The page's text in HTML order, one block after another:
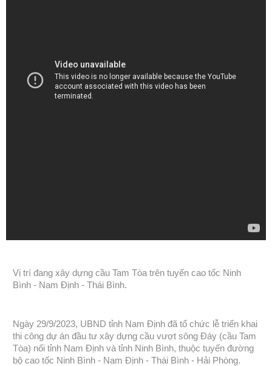
Vị trí đang xây dựng cầu Tam Tòa trên tuyến cao tốc Ninh
Bình - Nam Định - Thái Bình.
Ngày 29/9/2023, UBND tỉnh Nam Định đã tổ chức lễ triển khai
thi công dự án đầu tư xây dựng cầu vượt sông Đáy (cầu Tam
Tòa) nối tỉnh Nam Định và tỉnh Ninh Bình, thuộc tuyến đường
bộ cao tốc Ninh Bình - Nam Định - Thái Bình - Hải Phòng.